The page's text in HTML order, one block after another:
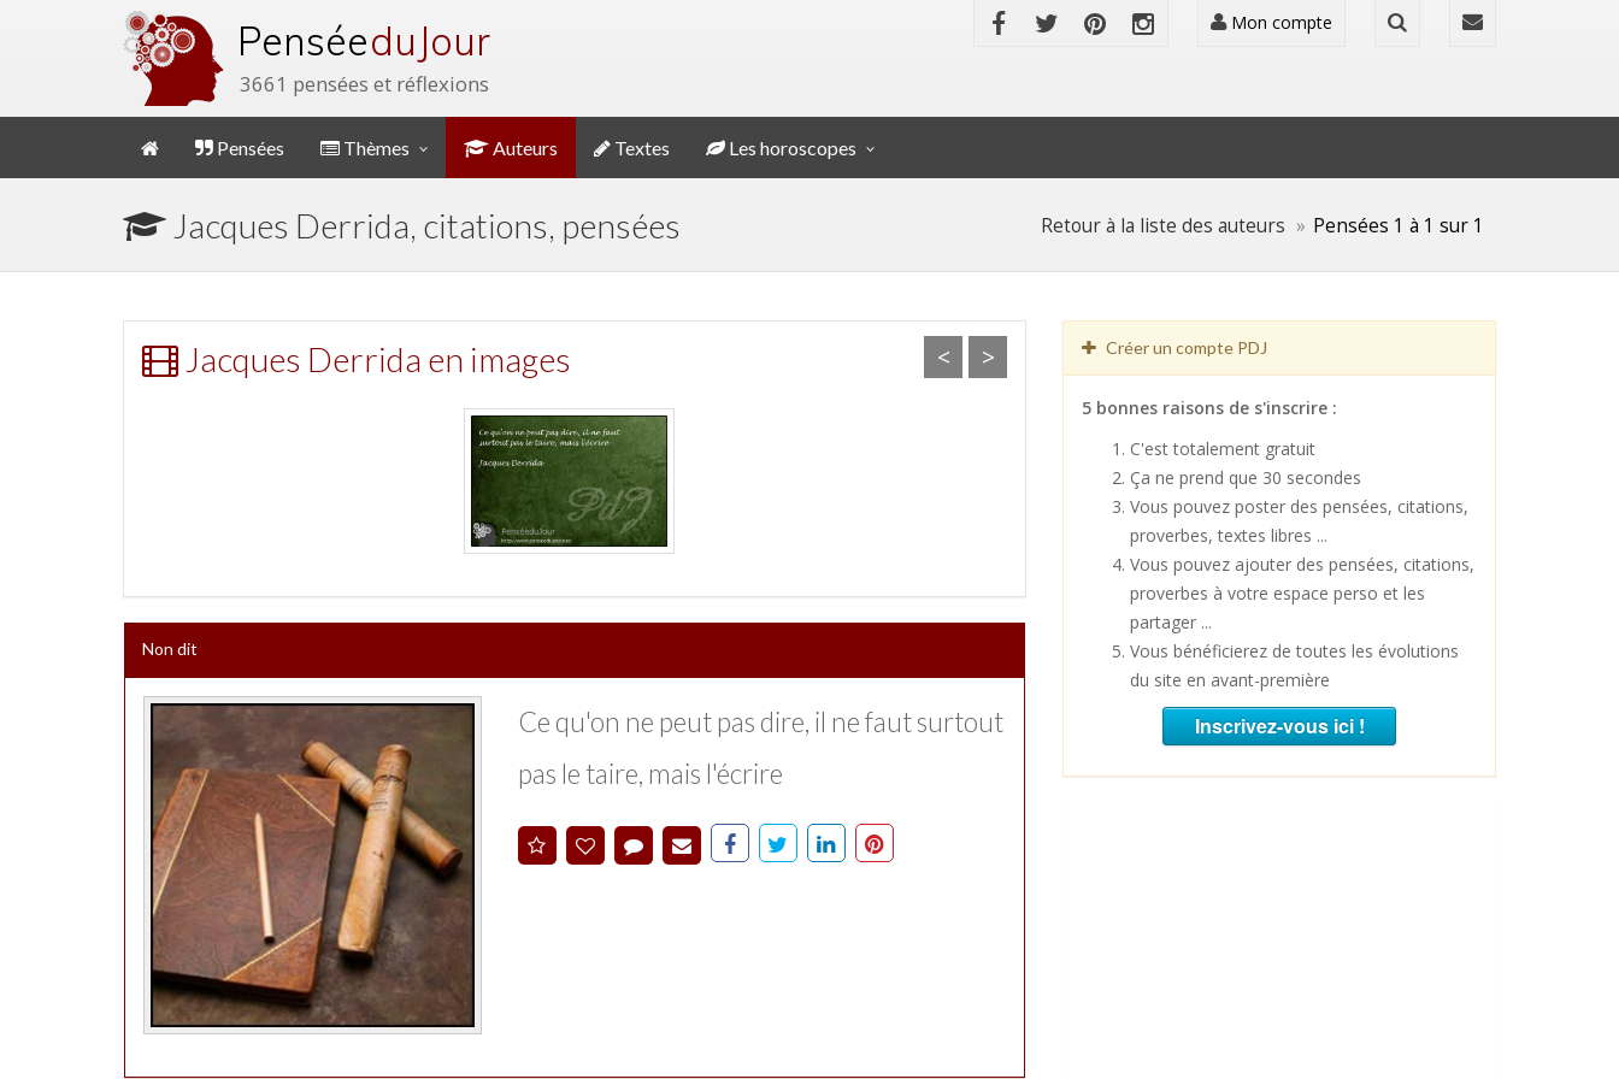
Penséedu Jour
3661 pensées et réflexions
Mon compte
Pensées Thèmes Auteurs Textes Les horoscopes
Jacques Derrida, citations, pensées Retour à la liste des auteurs Pensées 1 à 1 sur 1
Jacques Derrida en images < >
Non dit
Ce qu'on ne peut pas dire, il ne faut surtout
pas le taire, mais l'écrire
Créer un compte PDJ
5 bonnes raisons de s'inscrire :
C'est totalement gratuit
Ça ne prend que 30 secondes
Vous pouvez poster des pensées, citations,
proverbes, textes libres ...
Vous pouvez ajouter des pensées, citations,
proverbes à votre espace perso et les
partager ...
Vous bénéficierez de toutes les évolutions
du site en avant-première
Inscrivez-vous ici !